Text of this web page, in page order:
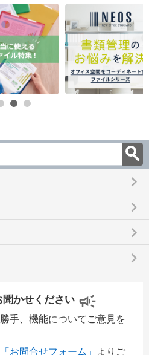
keyboard_arrow_right
keyboard_arrow_right
keyboard_arrow_right
keyboard_arrow_right
かせください
手、機能についてご意見を
「お問合せフォーム」
よりご